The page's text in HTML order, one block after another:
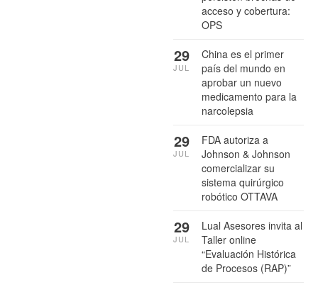
acceso y cobertura:
OPS
China es el primer
país del mundo en
aprobar un nuevo
medicamento para la
narcolepsia
29
JUL
FDA autoriza a
Johnson & Johnson
comercializar su
sistema quirúrgico
robótico OTTAVA
29
JUL
Lual Asesores invita al
Taller online
“Evaluación Histórica
de Procesos (RAP)”
29
JUL